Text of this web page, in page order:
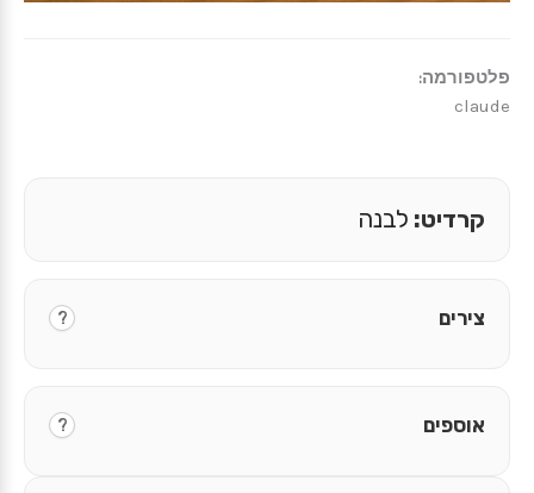
פלטפורמה:
claude
קרדיט: לבנה
צירים ?
אוספים ?